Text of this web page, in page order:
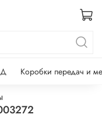
Коробки передач и